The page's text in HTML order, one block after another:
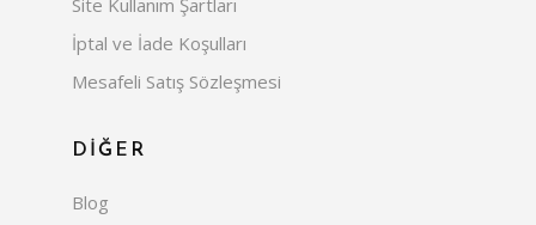
İptal ve İade Koşulları
Mesafeli Satış Sözleşmesi
DİĞER
Blog